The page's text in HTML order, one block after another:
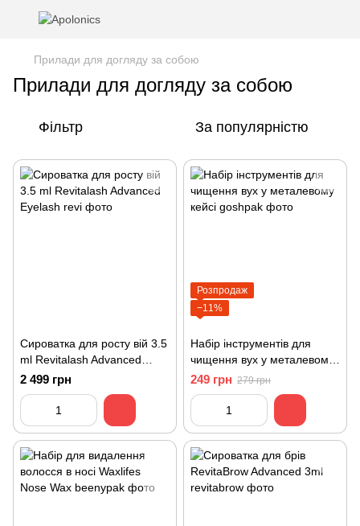
Прилади для догляду за собою
Прилади для догляду за собою
Фільтр За популярністю
Сироватка для росту вій 3.5
ml Revitalash Advanced
Eyelash
2 499 грн
Розпродаж
−11%
Набір інструментів для
чищення вух у металевому
кейсі
249 грн 279 грн